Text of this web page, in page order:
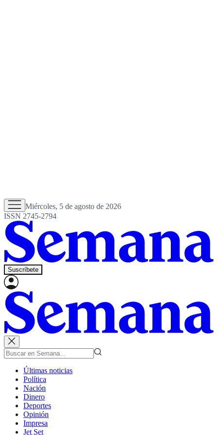
Miércoles, 5 de agosto de 2026
ISSN 2745-2794
Suscríbete
Últimas noticias
Política
Nación
Dinero
Deportes
Opinión
Impresa
Jet Set